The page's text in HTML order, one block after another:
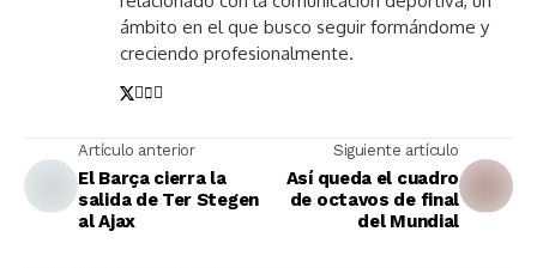
ámbito en el que busco seguir formándome y
creciendo profesionalmente.
Artículo anterior
El Barça cierra la
salida de Ter Stegen
al Ajax
Siguiente artículo
Así queda el cuadro
de octavos de final
del Mundial